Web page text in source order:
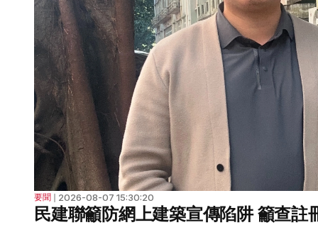
要聞 ❘ 2026-08-07 15:30:20
民建聯籲防網上建築宣傳陷阱 籲查註